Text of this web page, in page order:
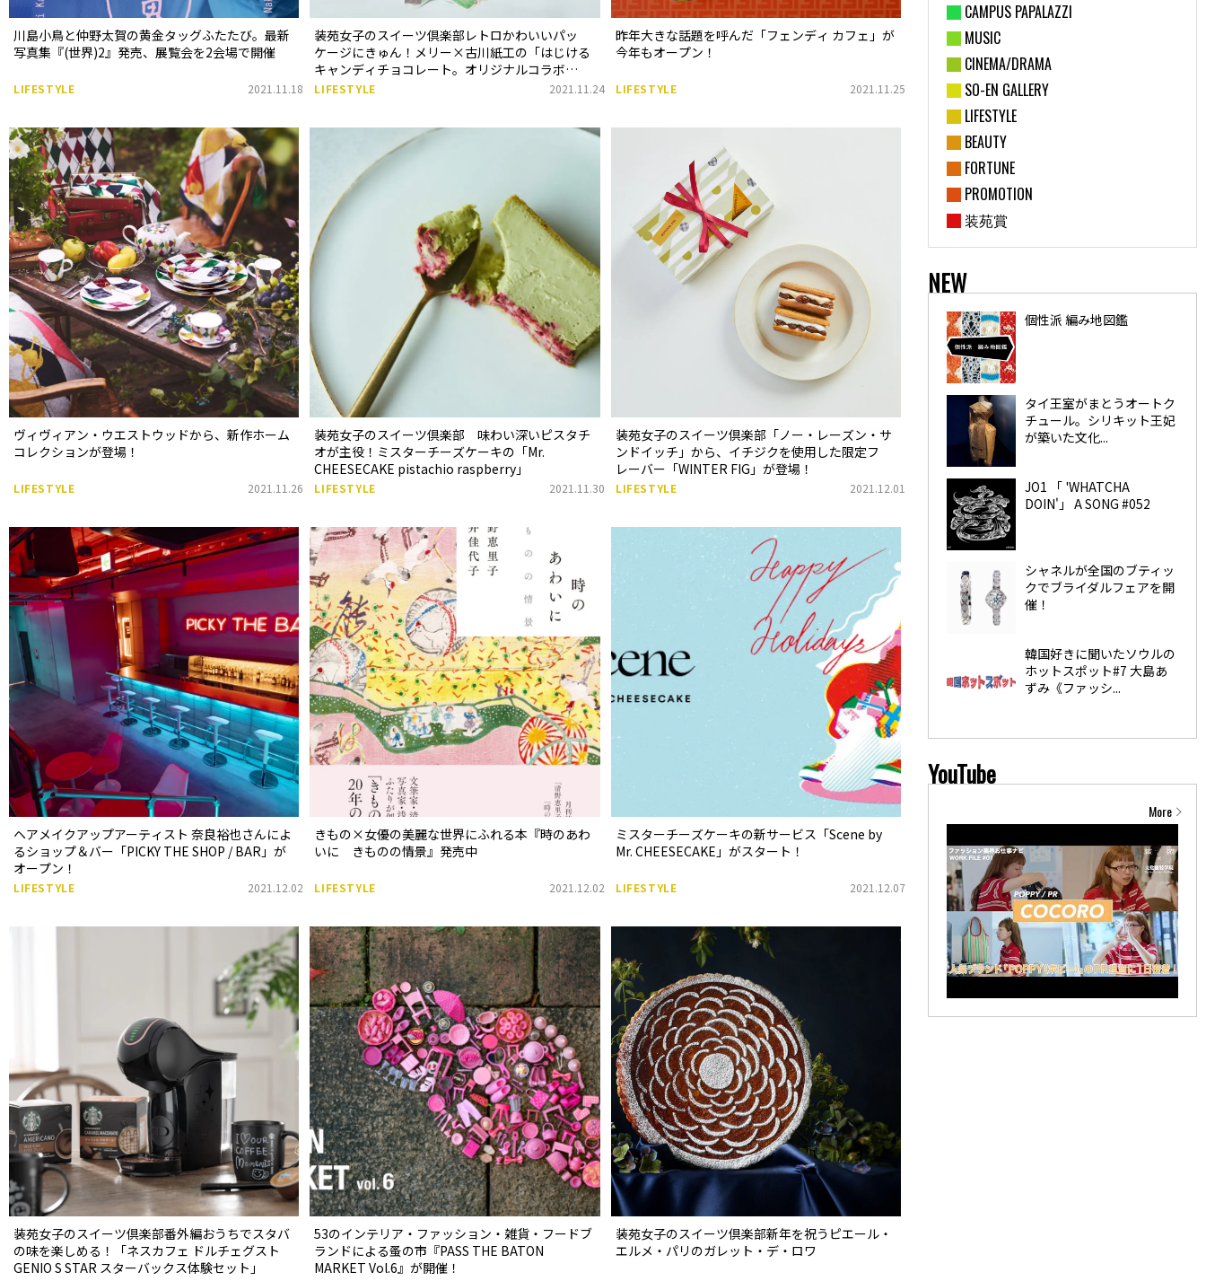
川島小鳥と仲野太賀の黄金タッグふたたび。最新
写真集『(世界)2』発売、展覧会を2会場で開催
LIFESTYLE 2021.11.18
装苑女子のスイーツ倶楽部レトロかわいいパッ
ケージにきゅん！メリー×古川紙工の「はじける
キャンディチョコレート。オリジナルコラボ
BOX」
LIFESTYLE 2021.11.24
昨年大きな話題を呼んだ「フェンディ カフェ」が
今年もオープン！
LIFESTYLE 2021.11.25
ヴィヴィアン・ウエストウッドから、新作ホーム
コレクションが登場！
LIFESTYLE 2021.11.26
装苑女子のスイーツ倶楽部 味わい深いピスタチ
オが主役！ミスターチーズケーキの「Mr.
CHEESECAKE pistachio raspberry」
LIFESTYLE 2021.11.30
装苑女子のスイーツ倶楽部「ノー・レーズン・サ
ンドイッチ」から、イチジクを使用した限定フ
レーバー「WINTER FIG」が登場！
LIFESTYLE 2021.12.01
ヘアメイクアップアーティスト 奈良裕也さんによ
るショップ＆バー「PICKY THE SHOP / BAR」が
オープン！
LIFESTYLE 2021.12.02
きもの×女優の美麗な世界にふれる本『時のあわ
いに きものの情景』発売中
LIFESTYLE 2021.12.02
ミスターチーズケーキの新サービス「Scene by
Mr. CHEESECAKE」がスタート！
LIFESTYLE 2021.12.07
装苑女子のスイーツ倶楽部番外編おうちでスタバ
の味を楽しめる！「ネスカフェ ドルチェグスト
GENIO S STAR スターバックス体験セット」
53のインテリア・ファッション・雑貨・フードブ
ランドによる蚤の市『PASS THE BATON
MARKET Vol.6』が開催！
装苑女子のスイーツ倶楽部新年を祝うピエール・
エルメ・パリのガレット・デ・ロワ
CAMPUS PAPALAZZI
MUSIC
CINEMA/DRAMA
SO-EN GALLERY
LIFESTYLE
BEAUTY
FORTUNE
PROMOTION
装苑賞
NEW
個性派 編み地図鑑
タイ王室がまとうオートク
チュール。シリキット王妃
が築いた文化...
JO1 「 'WHATCHA
DOIN'」 A SONG #052
シャネルが全国のブティッ
クでブライダルフェアを開
催！
韓国好きに聞いたソウルの
ホットスポット#7 大島あ
ずみ《ファッシ...
YouTube
More